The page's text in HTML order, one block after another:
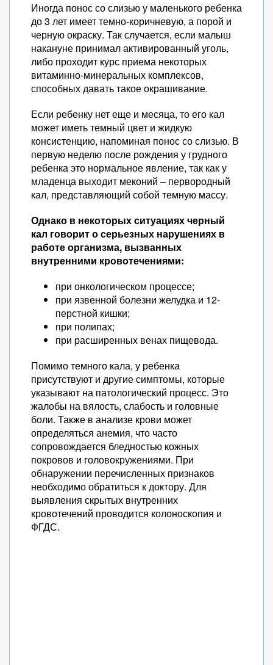
Иногда понос со слизью у маленького ребенка
до 3 лет имеет темно-коричневую, а порой и
черную окраску. Так случается, если малыш
накануне принимал активированный уголь,
либо проходит курс приема некоторых
витаминно-минеральных комплексов,
способных давать такое окрашивание.
Если ребенку нет еще и месяца, то его кал
может иметь темный цвет и жидкую
консистенцию, напоминая понос со слизью. В
первую неделю после рождения у грудного
ребенка это нормальное явление, так как у
младенца выходит меконий – первородный
кал, представляющий собой темную массу.
Однако в некоторых ситуациях черный
кал говорит о серьезных нарушениях в
работе организма, вызванных
внутренними кровотечениями:
при онкологическом процессе;
при язвенной болезни желудка и 12-
перстной кишки;
при полипах;
при расширенных венах пищевода.
Помимо темного кала, у ребенка
присутствуют и другие симптомы, которые
указывают на патологический процесс. Это
жалобы на вялость, слабость и головные
боли. Также в анализе крови может
определяться анемия, что часто
сопровождается бледностью кожных
покровов и головокружениями. При
обнаружении перечисленных признаков
необходимо обратиться к доктору. Для
выявления скрытых внутренних
кровотечений проводится колоноскопия и
ФГДС.